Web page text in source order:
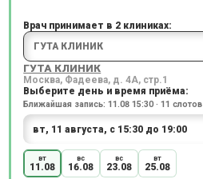
Врач принимает в 2 клиниках:
ГУТА КЛИНИК
Москва, Фадеева, д. 4А, стр.1
Выберите день и время приёма:
Ближайшая запись: 11.08 15:30 · 11 слотов
вт
11.08
вс
16.08
вс
23.08
вт
25.08